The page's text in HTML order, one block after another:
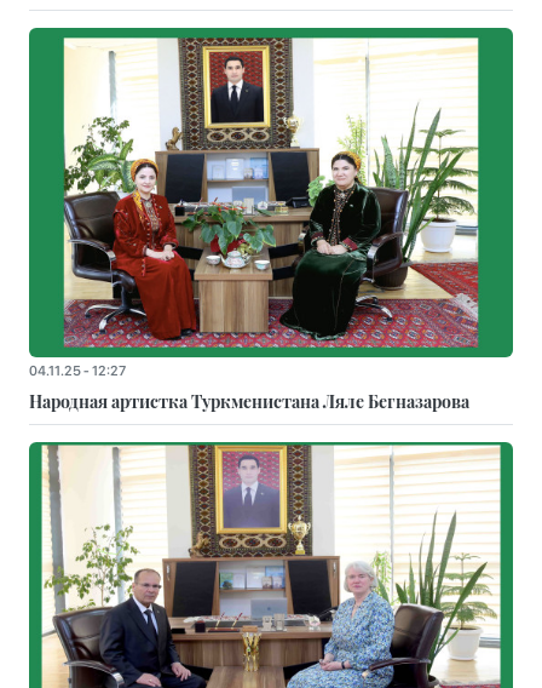
04.11.25 - 12:27
Народная артистка Туркменистана Ляле Бегназарова